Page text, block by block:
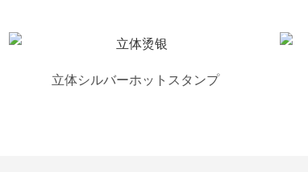
立体シルバーホットスタンプ